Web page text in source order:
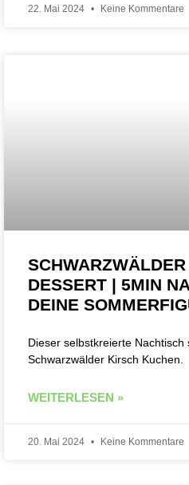
22. Mai 2024 Keine Kommentare
DESSERT | 5MIN
DEINE
Dieser selbstkreierte
Schwarzwälder Kirsch Kuchen.
WEITERLESEN »
20. Mai 2024 Keine Kommentare